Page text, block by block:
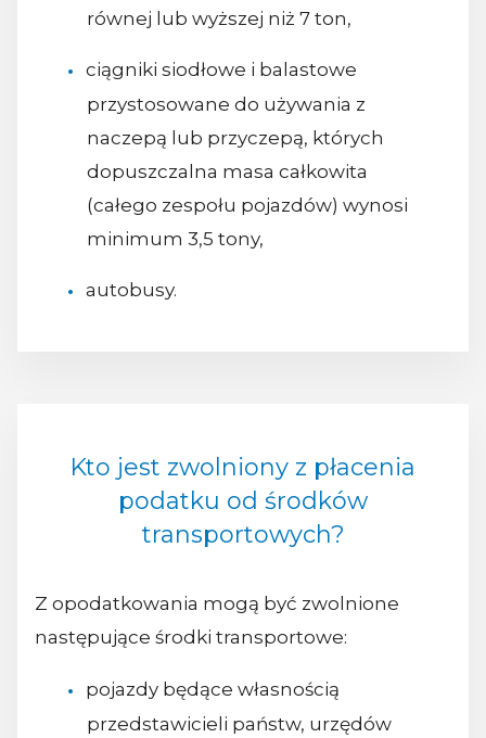
równej lub wyższej niż 7 ton,
ciągniki siodłowe i balastowe
przystosowane do używania z
naczepą lub przyczepą, których
dopuszczalna masa całkowita
(całego zespołu pojazdów) wynosi
minimum 3,5 tony,
autobusy.
Kto jest zwolniony z płacenia
podatku od środków
transportowych?
Z opodatkowania mogą być zwolnione
następujące środki transportowe:
pojazdy będące własnością
przedstawicieli państw, urzędów